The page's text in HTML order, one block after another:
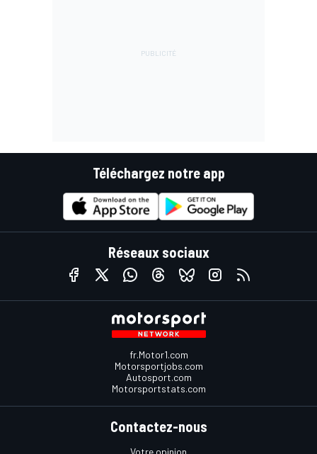
Téléchargez notre app
Réseaux sociaux
fr.Motor1.com
Motorsportjobs.com
Autosport.com
Motorsportstats.com
Contactez-nous
Votre opinion